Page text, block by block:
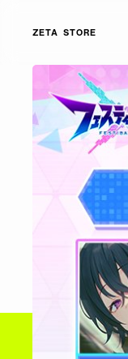
ZETA STORE